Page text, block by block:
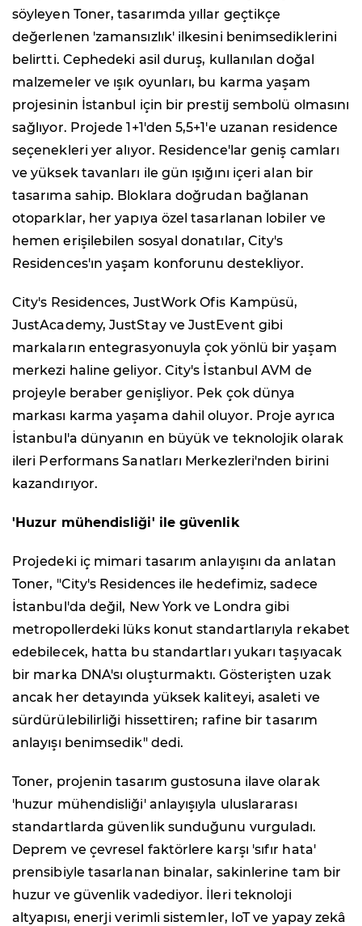
söyleyen Toner, tasarımda yıllar geçtikçe
değerlenen 'zamansızlık' ilkesini benimsediklerini
belirtti. Cephedeki asil duruş, kullanılan doğal
malzemeler ve ışık oyunları, bu karma yaşam
projesinin İstanbul için bir prestij sembolü olmasını
sağlıyor. Projede 1+1'den 5,5+1'e uzanan residence
seçenekleri yer alıyor. Residence'lar geniş camları
ve yüksek tavanları ile gün ışığını içeri alan bir
tasarıma sahip. Bloklara doğrudan bağlanan
otoparklar, her yapıya özel tasarlanan lobiler ve
hemen erişilebilen sosyal donatılar, City's
Residences'ın yaşam konforunu destekliyor.
City's Residences, JustWork Ofis Kampüsü,
JustAcademy, JustStay ve JustEvent gibi
markaların entegrasyonuyla çok yönlü bir yaşam
merkezi haline geliyor. City's İstanbul AVM de
projeyle beraber genişliyor. Pek çok dünya
markası karma yaşama dahil oluyor. Proje ayrıca
İstanbul'a dünyanın en büyük ve teknolojik olarak
ileri Performans Sanatları Merkezleri'nden birini
kazandırıyor.
'Huzur mühendisliği' ile güvenlik
Projedeki iç mimari tasarım anlayışını da anlatan
Toner, "City's Residences ile hedefimiz, sadece
İstanbul'da değil, New York ve Londra gibi
metropollerdeki lüks konut standartlarıyla rekabet
edebilecek, hatta bu standartları yukarı taşıyacak
bir marka DNA'sı oluşturmaktı. Gösterişten uzak
ancak her detayında yüksek kaliteyi, asaleti ve
sürdürülebilirliği hissettiren; rafine bir tasarım
anlayışı benimsedik" dedi.
Toner, projenin tasarım gustosuna ilave olarak
'huzur mühendisliği' anlayışıyla uluslararası
standartlarda güvenlik sunduğunu vurguladı.
Deprem ve çevresel faktörlere karşı 'sıfır hata'
prensibiyle tasarlanan binalar, sakinlerine tam bir
huzur ve güvenlik vadediyor. İleri teknoloji
altyapısı, enerji verimli sistemler, IoT ve yapay zekâ